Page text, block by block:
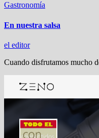
Gastronomía
En nuestra salsa
el editor
Cuando disfrutamos mucho